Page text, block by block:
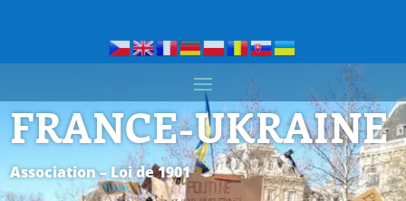
FRANCE-UKRAINE
Association – Loi de 1901